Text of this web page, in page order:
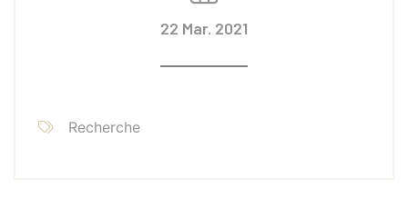
22 Mar. 2021
Recherche